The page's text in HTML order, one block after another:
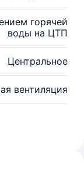
горячей
воды на ЦТП
Центральное
вентиляция